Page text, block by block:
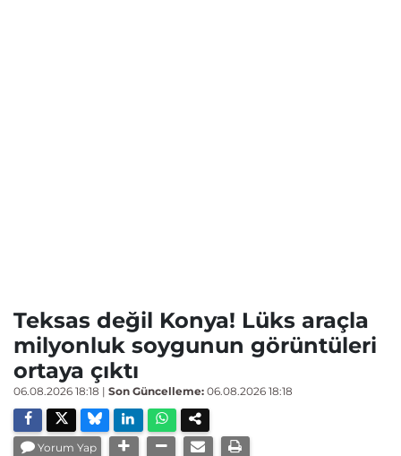
Teksas değil Konya! Lüks araçla
milyonluk soygunun görüntüleri
ortaya çıktı
06.08.2026 18:18 | Son Güncelleme: 06.08.2026 18:18
Yorum Yap